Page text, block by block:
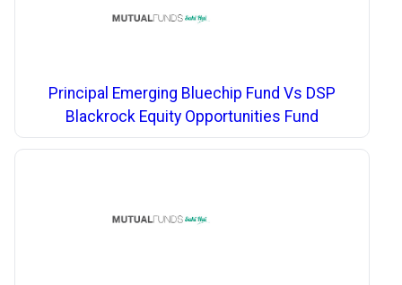
Principal Emerging Bluechip Fund Vs DSP
Blackrock Equity Opportunities Fund